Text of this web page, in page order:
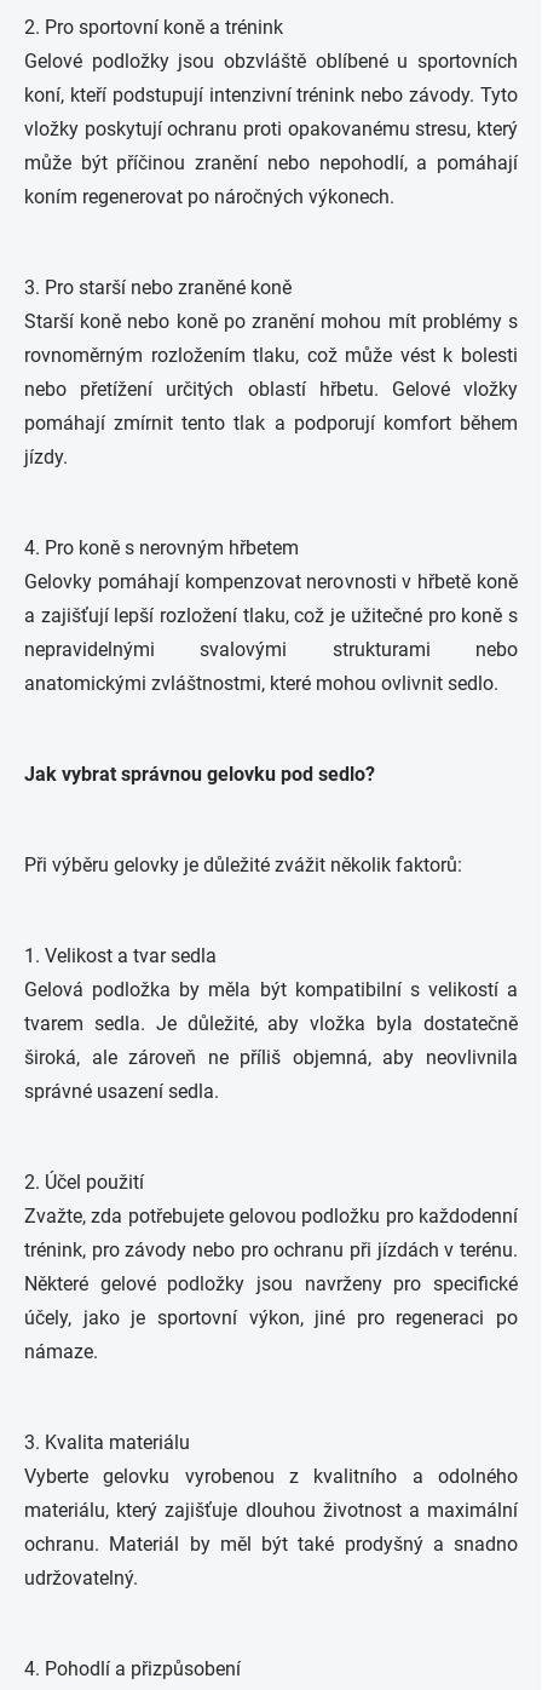
2. Pro sportovní koně a trénink
Gelové podložky jsou obzvláště oblíbené u sportovních
koní, kteří podstupují intenzivní trénink nebo závody. Tyto
vložky poskytují ochranu proti opakovanému stresu, který
může být příčinou zranění nebo nepohodlí, a pomáhají
koním regenerovat po náročných výkonech.
3. Pro starší nebo zraněné koně
Starší koně nebo koně po zranění mohou mít problémy s
rovnoměrným rozložením tlaku, což může vést k bolesti
nebo přetížení určitých oblastí hřbetu. Gelové vložky
pomáhají zmírnit tento tlak a podporují komfort během
jízdy.
4. Pro koně s nerovným hřbetem
Gelovky pomáhají kompenzovat nerovnosti v hřbetě koně
a zajišťují lepší rozložení tlaku, což je užitečné pro koně s
nepravidelnými svalovými strukturami nebo
anatomickými zvláštnostmi, které mohou ovlivnit sedlo.
Jak vybrat správnou gelovku pod sedlo?
Při výběru gelovky je důležité zvážit několik faktorů:
1. Velikost a tvar sedla
Gelová podložka by měla být kompatibilní s velikostí a
tvarem sedla. Je důležité, aby vložka byla dostatečně
široká, ale zároveň ne příliš objemná, aby neovlivnila
správné usazení sedla.
2. Účel použití
Zvažte, zda potřebujete gelovou podložku pro každodenní
trénink, pro závody nebo pro ochranu při jízdách v terénu.
Některé gelové podložky jsou navrženy pro specifické
účely, jako je sportovní výkon, jiné pro regeneraci po
námaze.
3. Kvalita materiálu
Vyberte gelovku vyrobenou z kvalitního a odolného
materiálu, který zajišťuje dlouhou životnost a maximální
ochranu. Materiál by měl být také prodyšný a snadno
udržovatelný.
4. Pohodlí a přizpůsobení